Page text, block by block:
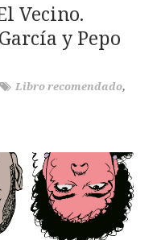
Vecino.
y Pepo
Libro recomendado,